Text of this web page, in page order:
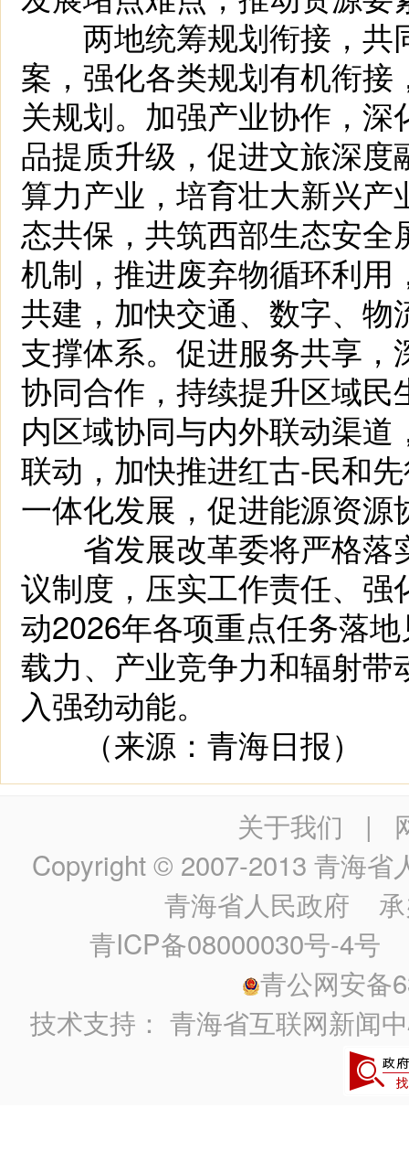
两地统筹规划衔接，共
案，强化各类规划有机衔
关规划。加强产业协作，
品提质升级，促进文旅深
算力产业，培育壮大新兴
态共保，共筑西部生态安
机制，推进废弃物循环利
共建，加快交通、数字、
支撑体系。促进服务共享
协同合作，持续提升区域
内区域协同与内外联动渠
联动，加快推进红古-民和
一体化发展，促进能源资源
省发展改革委将严格落
议制度，压实工作责任、
动2026年各项重点任务落
载力、产业竞争力和辐射
入强劲动能。
（来源：青海日报）
关于我们 |
Copyright © 2007-2013 青海省
青海省人民政府 承
青ICP备08000030号-4号
青公网安备
技术支持：青海省互联网新闻